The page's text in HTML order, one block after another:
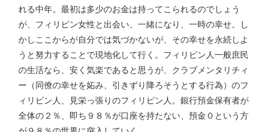
未来２１００研究所他のアイデアマニラ男の手料理 総集編
https://globalclub.amebaownd.com/
れる中年。最初は多少のお金は持ってこられるのでしょう
が、フィリピン女性と出会い、一緒になり、一時の幸せ。し
かしここからが自分では気づかないが、その幸せを永続しよ
うと努力することで現地化して行く。フィリピン人一般庶民
の生活なら、安く気楽であると思うが、クラブメンタリチィ
ー（同僚の幸せを妬み、引きずり降ろそうとする行為）のフ
ィリピン人、見栄っ張りのフィリピン人。銀行預金保有者が
全体の２％、即ち９８％が口座を持たない、預金０という方